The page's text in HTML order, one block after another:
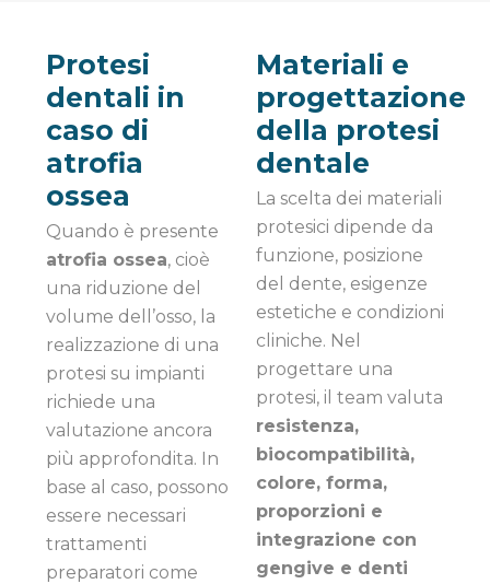
Protesi
dentali in
caso di
atrofia
ossea
Quando è presente
atrofia ossea, cioè
una riduzione del
volume dell’osso, la
realizzazione di una
protesi su impianti
richiede una
valutazione ancora
più approfondita. In
base al caso, possono
essere necessari
trattamenti
preparatori come
Materiali e
progettazione
della protesi
dentale
La scelta dei materiali
protesici dipende da
funzione, posizione
del dente, esigenze
estetiche e condizioni
cliniche. Nel
progettare una
protesi, il team valuta
resistenza,
biocompatibilità,
colore, forma,
proporzioni e
integrazione con
gengive e denti